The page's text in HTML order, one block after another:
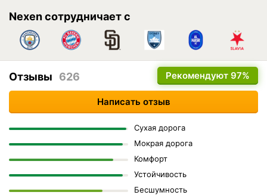
Nexen сотрудничает с
Рекомендуют 97%
Отзывы 626
Написать отзыв
Сухая дорога
Мокрая дорога
Комфорт
Устойчивость
Бесшумность